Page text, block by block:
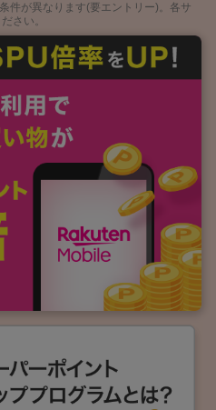
件が異なります(要エントリー)。各サ
さい。